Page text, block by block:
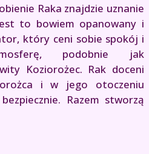
Raka znajdzie uznanie
to bowiem opanowany i
który ceni sobie spokój i
podobnie jak
Koziorożec. Rak doceni
i w jego otoczeniu
Razem stworzą